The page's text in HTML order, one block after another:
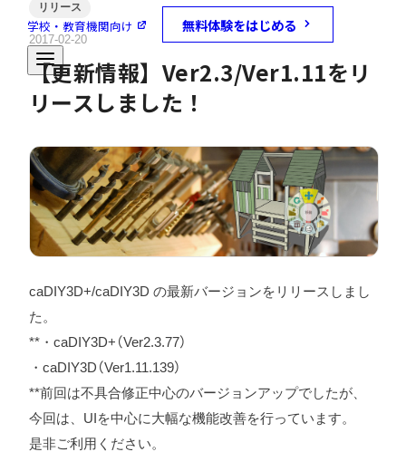
学校・教育機関向け 無料体験をはじめる
リリース
2017-02-20
【更新情報】Ver2.3/Ver1.11をリ
リースしました！
caDIY3D+/caDIY3D の最新バージョンをリリースしまし
た。
**・caDIY3D+（Ver2.3.77）
・caDIY3D（Ver1.11.139）
**前回は不具合修正中心のバージョンアップでしたが、
今回は、UIを中心に大幅な機能改善を行っています。
是非ご利用ください。